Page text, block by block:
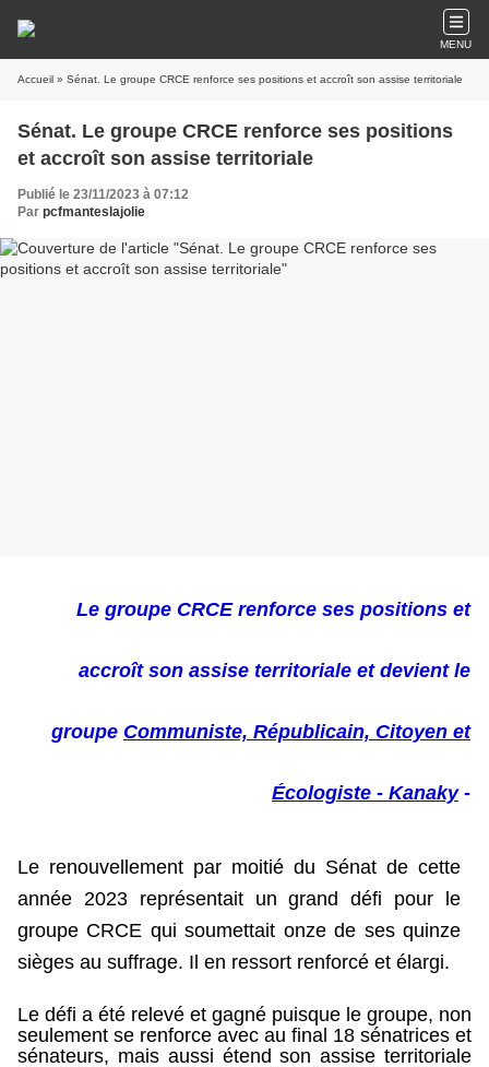
MENU
Accueil » Sénat. Le groupe CRCE renforce ses positions et accroît son assise territoriale
Sénat. Le groupe CRCE renforce ses positions
et accroît son assise territoriale
Publié le 23/11/2023 à 07:12
Par pcfmanteslajolie
Le groupe CRCE renforce ses positions et
accroît son assise territoriale et devient le
groupe Communiste, Républicain, Citoyen et
Écologiste - Kanaky-
Le renouvellement par moitié du Sénat de cette
année 2023 représentait un grand défi pour le
groupe CRCE qui soumettait onze de ses quinze
sièges au suffrage. Il en ressort renforcé et élargi.
Le défi a été relevé et gagné puisque le groupe, non
seulement se renforce avec au final 18 sénatrices et
sénateurs, mais aussi étend son assise territoriale